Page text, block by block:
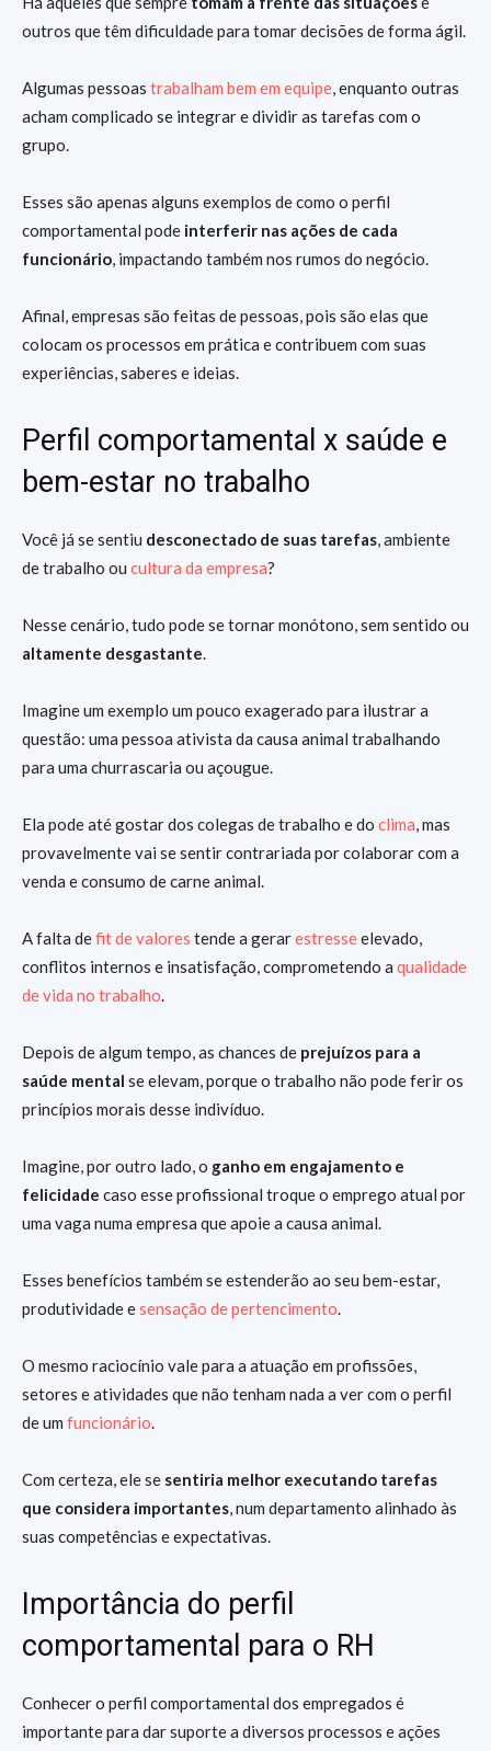
outros que têm dificuldade para tomar decisões de forma ágil.
Algumas pessoas trabalham bem em equipe, enquanto outras
acham complicado se integrar e dividir as tarefas com o
grupo.
Esses são apenas alguns exemplos de como o perfil
comportamental pode interferir nas ações de cada
funcionário, impactando também nos rumos do negócio.
Afinal, empresas são feitas de pessoas, pois são elas que
colocam os processos em prática e contribuem com suas
experiências, saberes e ideias.
Perfil comportamental x saúde e
bem-estar no trabalho
Você já se sentiu desconectado de suas tarefas, ambiente
de trabalho ou cultura da empresa?
Nesse cenário, tudo pode se tornar monótono, sem sentido ou
altamente desgastante.
Imagine um exemplo um pouco exagerado para ilustrar a
questão: uma pessoa ativista da causa animal trabalhando
para uma churrascaria ou açougue.
Ela pode até gostar dos colegas de trabalho e do clima, mas
provavelmente vai se sentir contrariada por colaborar com a
venda e consumo de carne animal.
A falta defit de valores tende a gerarestresseelevado,
conflitos internos e insatisfação, comprometendo a qualidade
de vida no trabalho.
Depois de algum tempo, as chances de prejuízos para a
saúde mental se elevam, porque o trabalho não pode ferir os
princípios morais desse indivíduo.
Imagine, por outro lado, o ganho em engajamento e
felicidade caso esse profissional troque o emprego atual por
uma vaga numa empresa que apoie a causa animal.
Esses benefícios também se estenderão ao seu bem-estar,
produtividade esensação de pertencimento.
O mesmo raciocínio vale para a atuação em profissões,
setores e atividades que não tenham nada a ver com o perfil
de um funcionário.
Com certeza, ele se sentiria melhor executando tarefas
que considera importantes, num departamento alinhado às
suas competências e expectativas.
Importância do perfil
comportamental para o RH
Conhecer o perfil comportamental dos empregados é
importante para dar suporte a diversos processos e ações